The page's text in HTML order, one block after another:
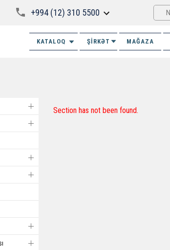
+994 (12) 310 5500
KATALOQ ŞİRKƏT MAĞAZA
Section has not been found.